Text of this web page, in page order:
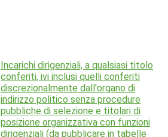
Incarichi dirigenziali, a qualsiasi titolo
conferiti, ivi inclusi quelli conferiti
discrezionalmente dall'organo di
indirizzo politico senza procedure
pubbliche di selezione e titolari di
posizione organizzativa con funzioni
dirigenziali (da pubblicare in tabelle